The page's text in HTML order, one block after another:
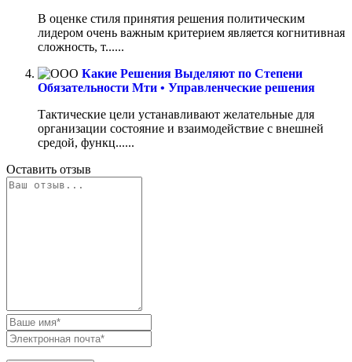
В оценке стиля принятия решения политическим
лидером очень важным критерием является когнитивная
сложность, т......
Какие Решения Выделяют по Степени
Обязательности Мти • Управленческие решения
Тактические цели устанавливают желательные для
организации состояние и взаимодействие с внешней
средой, функц......
Оставить отзыв